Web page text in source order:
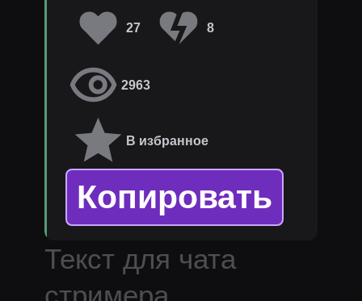
27 8
2963
В избранное
Копировать
Текст для чата